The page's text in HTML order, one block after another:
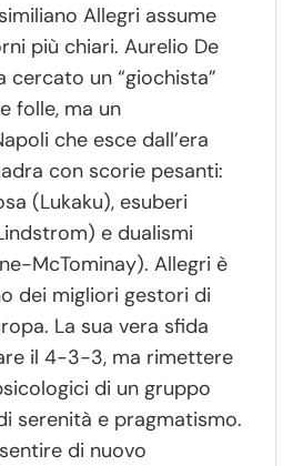
Allegri assume
più chiari. Aurelio De
cercato un “giochista”
folle, ma un
che esce dall’era
con scorie pesanti:
(Lukaku), esuberi
e dualismi
McTominay). Allegri è
dei migliori gestori di
La sua vera sfida
il 4-3-3, ma rimettere
di un gruppo
serenità e pragmatismo.
di nuovo